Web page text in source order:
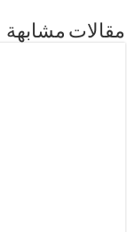
مقالات مشابهة